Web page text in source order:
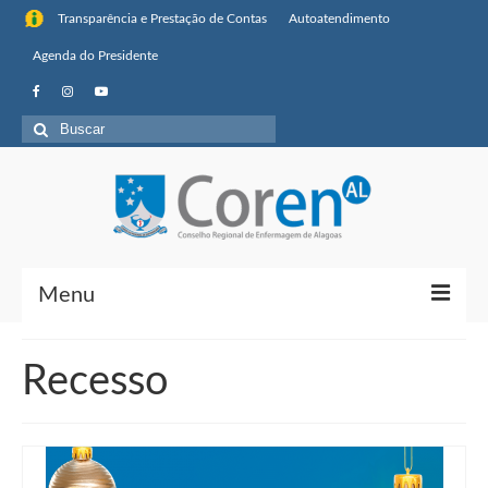
Transparência e Prestação de Contas Autoatendimento
Agenda do Presidente
Buscar
por:
Menu
Sobre o Coren-AL
Missão, visão de futuro e valores
Recesso